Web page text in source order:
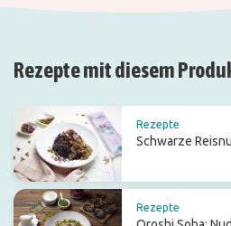
Rezepte mit diesem
Rezepte
Schwarze
Rezepte